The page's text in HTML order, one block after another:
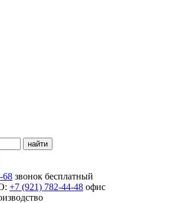
найти
68 звонок бесплатный
+7 (921) 782-44-48 офис